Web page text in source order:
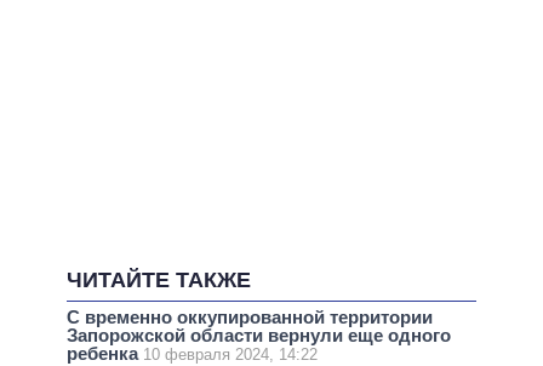
ЧИТАЙТЕ ТАКЖЕ
С временно оккупированной территории
Запорожской области вернули еще одного
ребенка 10 февраля 2024, 14:22